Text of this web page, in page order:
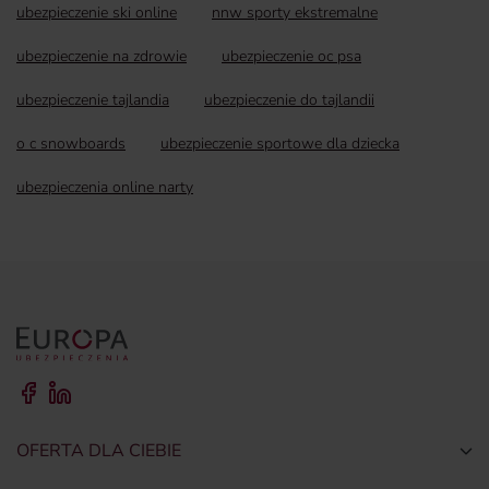
ubezpieczenie ski online nnw sporty ekstremalne
ubezpieczenie na zdrowie ubezpieczenie oc psa
ubezpieczenie tajlandia ubezpieczenie do tajlandii
o c snowboards ubezpieczenie sportowe dla dziecka
ubezpieczenia online narty
OFERTA DLA CIEBIE